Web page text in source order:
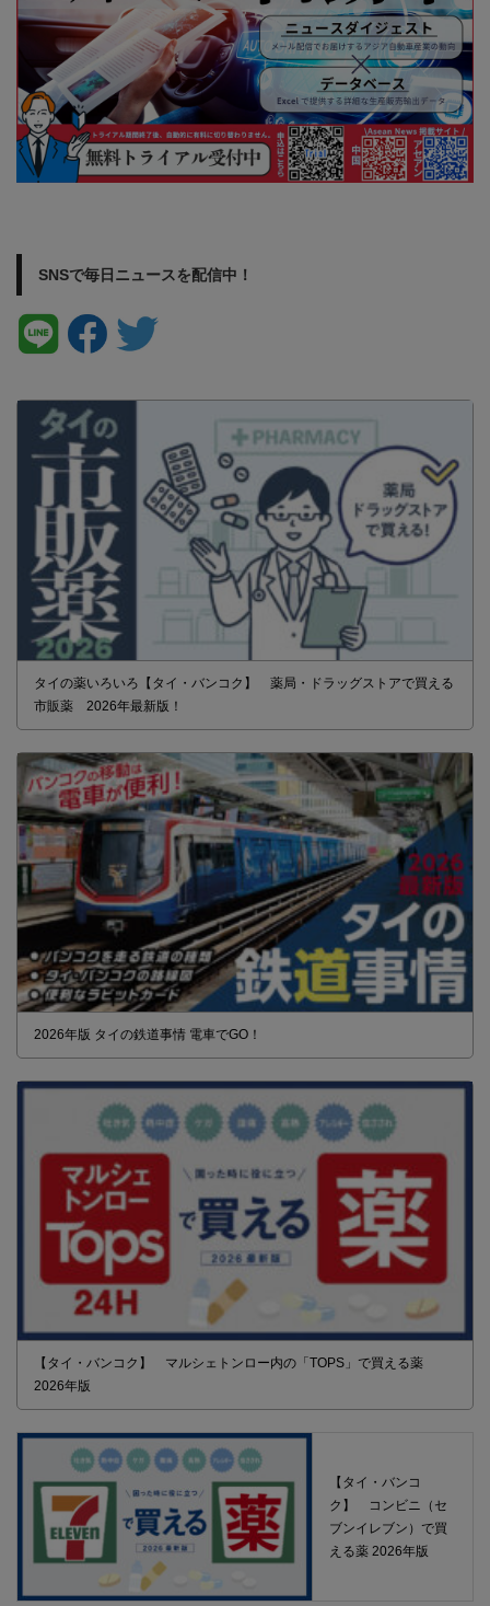
SNSで毎日ニュースを配信中！
タイの薬いろいろ【タイ・バンコク】 薬局・ドラッグストアで買える
市販薬 2026年最新版！
2026年版 タイの鉄道事情 電車でGO！
【タイ・バンコク】 マルシェトンロー内の「TOPS」で買える薬
2026年版
【タイ・バンコ
ク】 コンビニ（セ
ブンイレブン）で買
える薬 2026年版